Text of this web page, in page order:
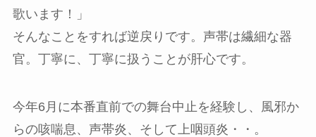
歌います！」
そんなことをすれば逆戻りです。声帯は繊細な器
官。丁寧に、丁寧に扱うことが肝心です。
今年6月に本番直前での舞台中止を経験し、風邪か
らの咳喘息、声帯炎、そして上咽頭炎・・。